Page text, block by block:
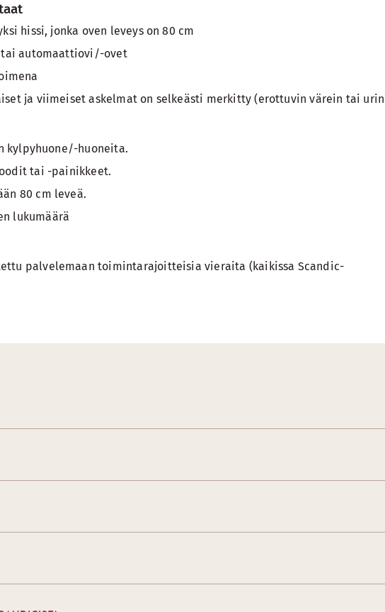
hissi, jonka oven leveys on 80 cm
tai automaattiovi/-ovet
ja viimeiset askelmat on selkeästi merkitty (erottuvin värein tai
kylpyhuone/-huoneita.
tai -painikkeet.
80 cm leveä.
lukumäärä
palvelemaan toimintarajoitteisia vieraita (kaikissa Scandic-